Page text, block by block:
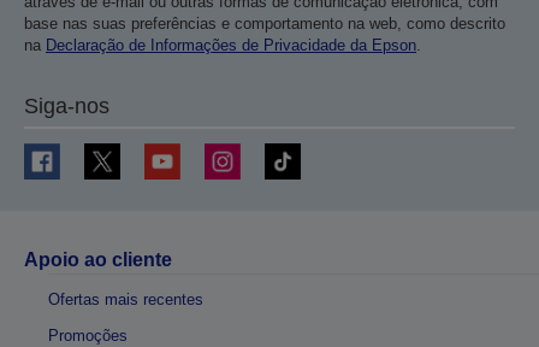
base nas suas preferências e comportamento na web, como descrito
na Declaração de Informações de Privacidade da Epson.
Siga-nos
Apoio ao cliente
Ofertas mais recentes
Promoções